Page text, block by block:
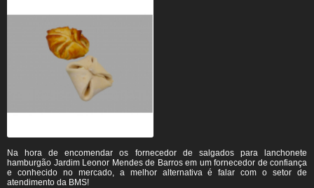
Na hora de encomendar os fornecedor de salgados para lanchonete
hamburgão Jardim Leonor Mendes de Barros em um fornecedor de confiança
e conhecido no mercado, a melhor alternativa é falar com o setor de
atendimento da BMS!